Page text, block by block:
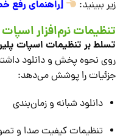
زیر ببینید: [راهنمای رفع
تنظیمات نرم‌افزار اسپات
تسلط بر تنظیمات اسپات
روی نحوه پخش و دانلود داشته
جزئیات را پوشش می‌دهد:
دانلود شبانه و زمان‌بندی
تنظیمات کیفیت صدا و